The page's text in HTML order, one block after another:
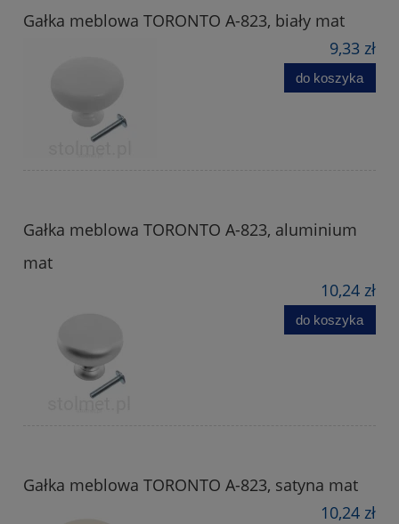
Gałka meblowa TORONTO A-823, biały mat
9,33 zł
do koszyka
Gałka meblowa TORONTO A-823, aluminium
mat
10,24 zł
do koszyka
Gałka meblowa TORONTO A-823, satyna mat
10,24 zł